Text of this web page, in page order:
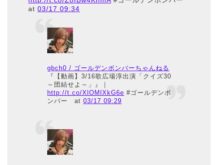
at03/17 09:34
gbch0 / ゴールデンボンバーちゃんねる
『【動画】3/16歌広場淳出演「クイズ30
～団結せよ～」』｜
http://t.co/XlOMlXkG6e #ゴールデンボ
ンバー
at03/17 09:29